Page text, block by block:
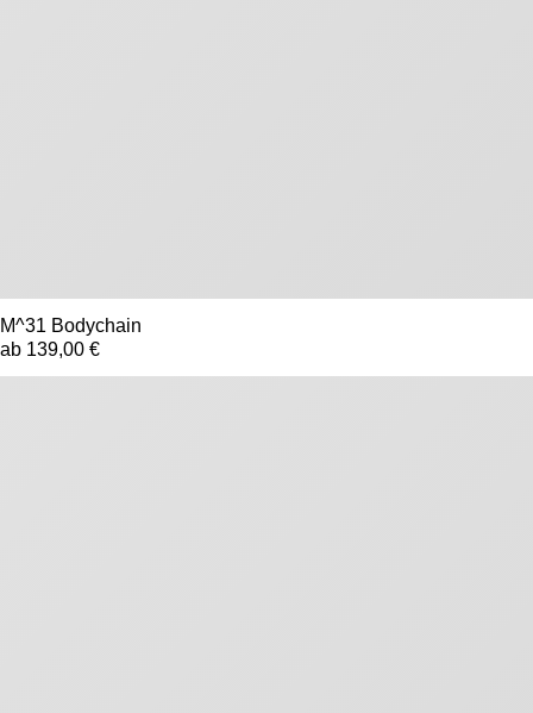
M^31 Bodychain
ab 139,00 €